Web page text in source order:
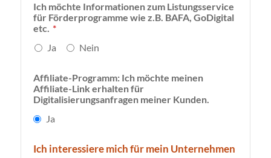
Ich möchte Informationen zum Listungsservice
für Förderprogramme wie z.B. BAFA, GoDigital
etc. *
Ja
Nein
Affiliate-Programm: Ich möchte meinen
Affiliate-Link erhalten für
Digitalisierungsanfragen meiner Kunden.
Ja
Ich interessiere mich für mein Unternehmen